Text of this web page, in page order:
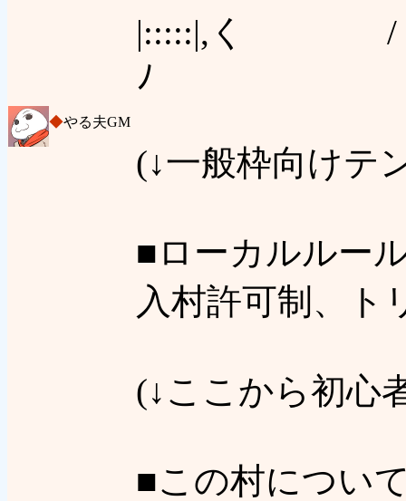
◆やる夫GM
|:::::|,
ﾉ
(↓一般枠向けテ
■ローカルルー
入村許可制、ト
(↓ここから初心
■この村につい